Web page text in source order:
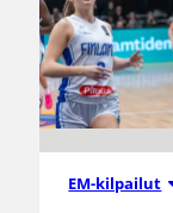
EM-kilpailut